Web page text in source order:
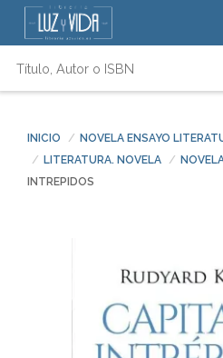
INICIO
NOVELA ENSAYO
LITERATURA. NOVELA
INTREPIDOS